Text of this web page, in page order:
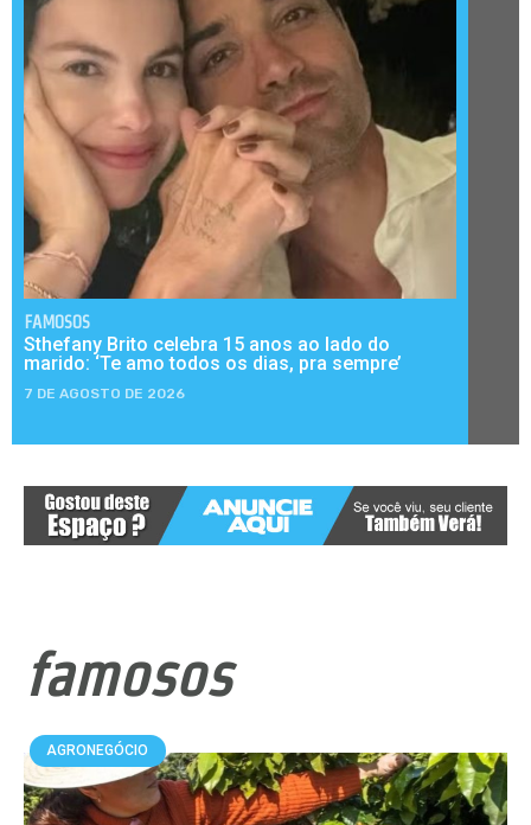
FAMOSOS
Sthefany Brito celebra 15 anos ao lado do
marido: ‘Te amo todos os dias, pra sempre’
7 DE AGOSTO DE 2026
famosos
AGRONEGÓCIO